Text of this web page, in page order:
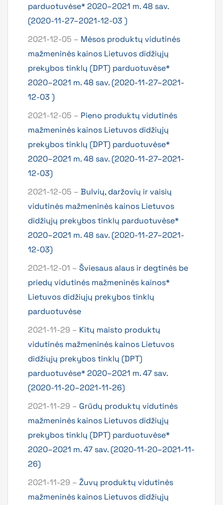
parduotuvėse* 2020–2021 m. 48 sav.
(2020-11-27–2021-12-03 )
2021-12-05 – Mėsos produktų vidutinės
mažmeninės kainos Lietuvos didžiųjų
prekybos tinklų (DPT) parduotuvėse*
2020–2021 m. 48 sav. (2020-11-27–2021-
12-03 )
2021-12-05 – Pieno produktų vidutinės
mažmeninės kainos Lietuvos didžiųjų
prekybos tinklų (DPT) parduotuvėse*
2020–2021 m. 48 sav. (2020-11-27–2021-
12-03)
2021-12-05 – Bulvių, daržovių ir vaisių
vidutinės mažmeninės kainos Lietuvos
didžiųjų prekybos tinklų parduotuvėse*
2020–2021 m. 48 sav. (2020-11-27–2021-
12-03)
2021-12-01 – Šviesaus alaus ir degtinės be
priedų vidutinės mažmeninės kainos*
Lietuvos didžiųjų prekybos tinklų
parduotuvėse
2021-11-29 – Kitų maisto produktų
vidutinės mažmeninės kainos Lietuvos
didžiųjų prekybos tinklų (DPT)
parduotuvėse* 2020–2021 m. 47 sav.
(2020-11-20–2021-11-26)
2021-11-29 – Grūdų produktų vidutinės
mažmeninės kainos Lietuvos didžiųjų
prekybos tinklų (DPT) parduotuvėse*
2020–2021 m. 47 sav. (2020-11-20–2021-11-
26)
2021-11-29 – Žuvų produktų vidutinės
mažmeninės kainos Lietuvos didžiųjų